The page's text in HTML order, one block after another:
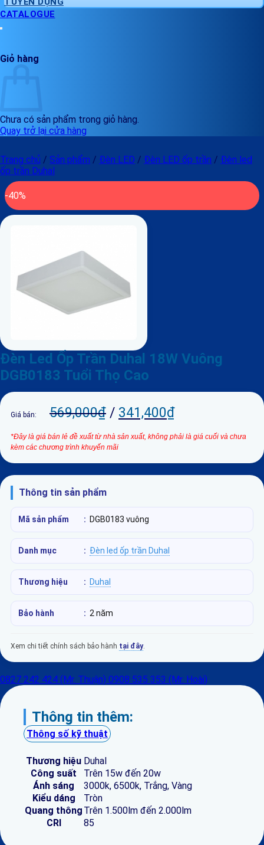
CATALOGUE
Giỏ hàng
Chưa có sản phẩm trong giỏ hàng.
Quay trở lại cửa hàng
Trang chủ / Sản phẩm / Đèn LED / Đèn LED ốp trần / Đèn led
ốp trần Duhal
-40%
Đèn Led Ốp Trần Duhal 18W Vuông
DGB0183 Tuổi Thọ Cao
Giá bán: 569,000₫ / 341,400₫
*Đây là giá bán lẻ đề xuất từ nhà sản xuất, không phải là giá cuối và chưa
kèm các chương trình khuyến mãi
Thông tin sản phẩm
Mã sản phẩm : DGB0183 vuông
Danh mục : Đèn led ốp trần Duhal
Thương hiệu : Duhal
Bảo hành : 2 năm
Xem chi tiết chính sách bảo hành tại đây.
0827 242 424 (Mr. Thuận) 0908 535 353 (Mr. Hoài)
Thông tin thêm:
Thông số kỹ thuật
Thương hiệu Duhal
Công suất
Trên 15w đến 20w
Ánh sáng
3000k, 6500k, Trắng, Vàng
Kiểu dáng
Tròn
Quang thông Trên 1.500lm đến 2.000lm
CRI
85